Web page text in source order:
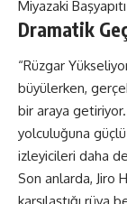
Dramatik
“Rüzgar
büyülerken,
bir araya
yolculuğuna
izleyicileri daha
Son anlarda, Jiro
karşılaştığı rüya